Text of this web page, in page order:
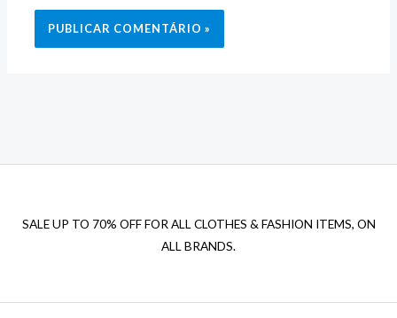
SALE UP TO 70% OFF FOR ALL CLOTHES & FASHION ITEMS, ON
ALL BRANDS.